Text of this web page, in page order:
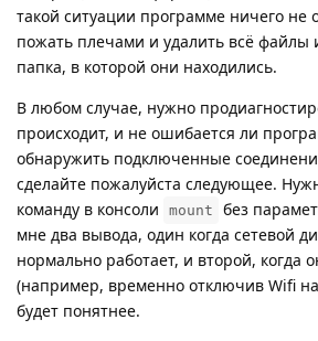
такой ситуации программе ничего не
пожать плечами и удалить всё файлы
папка, в которой они находились.
В любом случае, нужно
происходит, и не ошибается ли
обнаружить подключенные
сделайте пожалуйста следующее.
команду в консоли
mount
без
мне два вывода, один когда сетевой
нормально работает, и второй, когда
(например, временно отключив Wifi на
будет понятнее.